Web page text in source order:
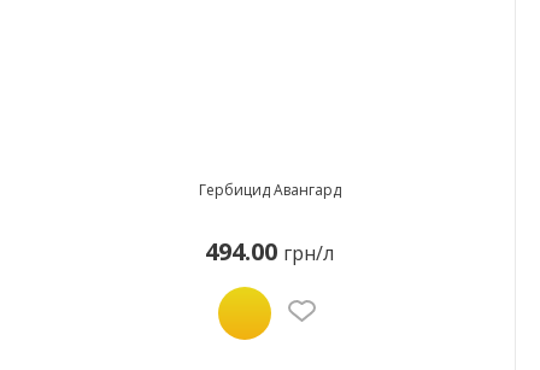
Гербицид Авангард
494.00 грн/л